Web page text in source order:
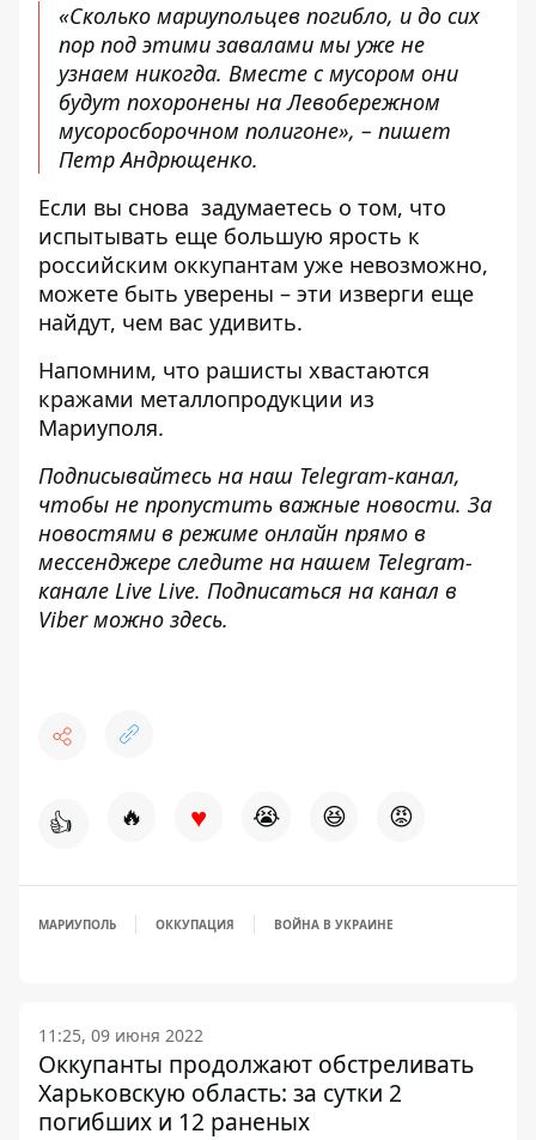
«Сколько мариупольцев погибло, и до сих
пор под этими завалами мы уже не
узнаем никогда. Вместе с мусором они
будут похоронены на Левобережном
мусоросборочном полигоне», – пишет
Петр Андрющенко.
Если вы снова задумаетесь о том, что
испытывать еще большую ярость к
российским оккупантам уже невозможно,
можете быть уверены – эти изверги еще
найдут, чем вас удивить.
Напомним, что рашисты хвастаются
кражами металлопродукции из
Мариуполя.
Подписывайтесь на наш Telegram-канал,
чтобы не пропустить важные новости. За
новостями в режиме онлайн прямо в
мессенджере следите на нашем Telegram-
канале Live Live. Подписаться на канал в
Viber можно здесь.
👍 🔥 ♥ 😭 😆 😡
МАРИУПОЛЬ ОККУПАЦИЯ ВОЙНА В УКРАИНЕ
11:25, 09 июня 2022
Оккупанты продолжают обстреливать
Харьковскую область: за сутки 2
погибших и 12 раненых